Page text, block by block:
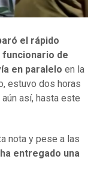
el rápido
de
en paralelo en la
estuvo dos horas
así, hasta este
nota y pese a las
entregado una